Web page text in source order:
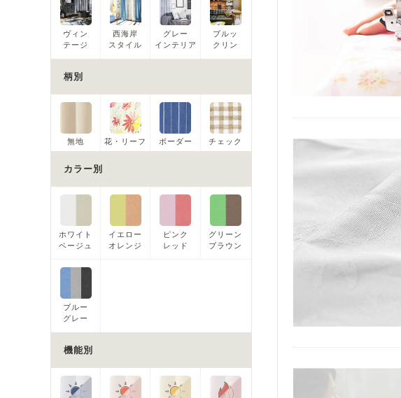
ヴィン
テージ
西海岸
スタイル
グレー
インテリア
ブルッ
クリン
柄別
無地 花・リーフ ボーダー チェック
カラー別
ホワイト
ベージュ
イエロー
オレンジ
ピンク
レッド
グリーン
ブラウン
ブルー
グレー
機能別